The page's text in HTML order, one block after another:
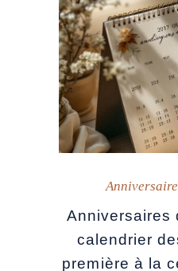
Anniversaires
calendrier
première à la